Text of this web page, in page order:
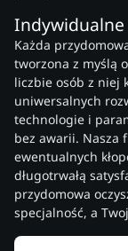
Indywidualne
Każda
tworzona z myślą
liczbie osób z niej
uniwersalnych
technologie i
bez awarii. Nasza
ewentualnych
długotrwałą
przydomowa
specjalność, a